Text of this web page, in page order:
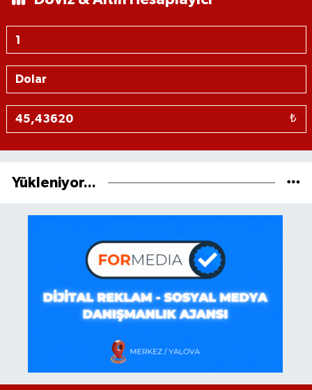
₺
Yükleniyor...